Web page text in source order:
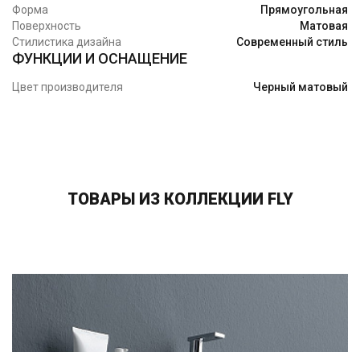
Форма
Прямоугольная
Поверхность
Матовая
Стилистика дизайна
Современный стиль
ФУНКЦИИ И ОСНАЩЕНИЕ
Цвет производителя Черный матовый
ТОВАРЫ ИЗ КОЛЛЕКЦИИ FLY